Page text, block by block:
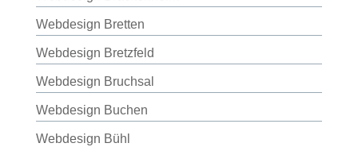
Webdesign Bretten
Webdesign Bretzfeld
Webdesign Bruchsal
Webdesign Buchen
Webdesign Bühl